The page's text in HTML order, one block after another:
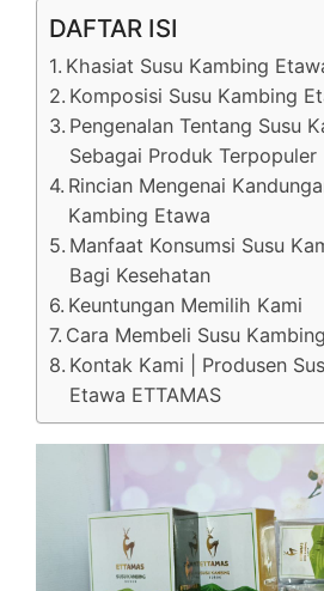
DAFTAR ISI
Khasiat Susu Kambing
Komposisi Susu Kambing
Pengenalan Tentang Susu
Sebagai Produk Terpopuler
Rincian Mengenai
Kambing Etawa
Manfaat Konsumsi Susu
Bagi Kesehatan
Keuntungan Memilih Kami
Cara Membeli Susu
Kontak Kami | Produsen
Etawa ETTAMAS